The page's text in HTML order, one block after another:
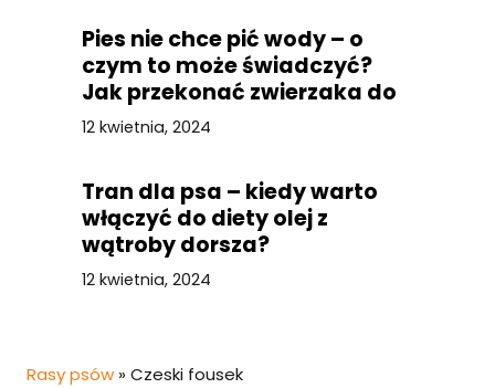
Pies nie chce pić wody – o
czym to może świadczyć?
Jak przekonać zwierzaka do
picia?
12 kwietnia, 2024
Tran dla psa – kiedy warto
włączyć do diety olej z
wątroby dorsza?
12 kwietnia, 2024
Rasy psów » Czeski fousek